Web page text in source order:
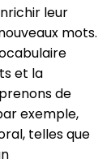
leur
mots.
et la
de
exemple,
telles que